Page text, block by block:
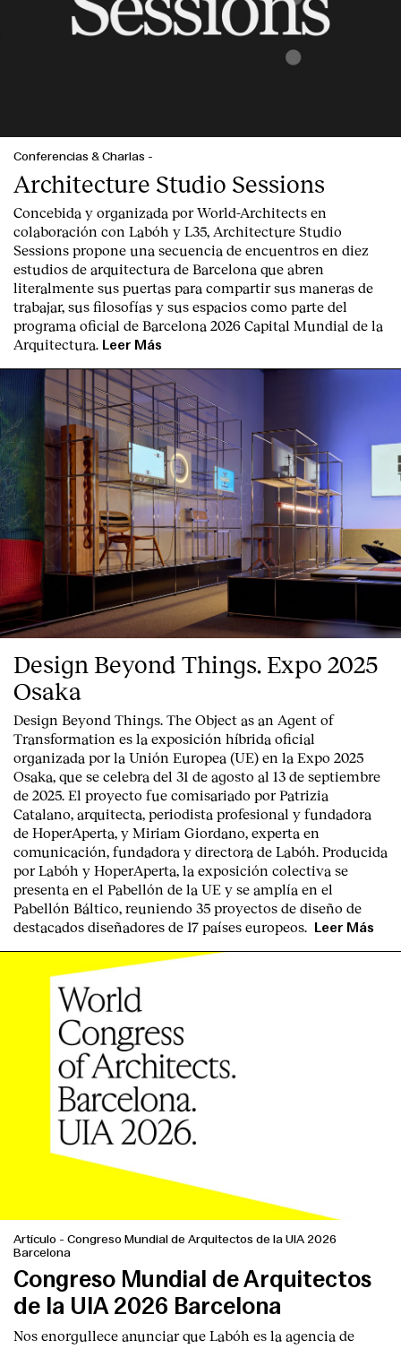
Conferencias & Charlas -
Architecture Studio Sessions
Concebida y organizada por World-Architects en
colaboración con Labóh y L35, Architecture Studio
Sessions propone una secuencia de encuentros en diez
estudios de arquitectura de Barcelona que abren
literalmente sus puertas para compartir sus maneras de
trabajar, sus filosofías y sus espacios como parte del
programa oficial de Barcelona 2026 Capital Mundial de la
Arquitectura. Leer Más
Design Beyond Things. Expo 2025
Osaka
Design Beyond Things. The Object as an Agent of
Transformation es la exposición híbrida oficial
organizada por la Unión Europea (UE) en la Expo 2025
Osaka, que se celebra del 31 de agosto al 13 de septiembre
de 2025. El proyecto fue comisariado porPatrizia
Catalano, arquitecta, periodista profesional y fundadora
de HoperAperta, y Miriam Giordano, experta en
comunicación, fundadora y directora de Labóh. Producida
porLabóh y HoperAperta, la exposición colectiva se
presenta en el Pabellón de la UE y se amplía en el
Pabellón Báltico, reuniendo 35 proyectos de diseño de
destacados diseñadores de 17 países europeos. Leer Más
Artículo - Congreso Mundial de Arquitectos de la UIA 2026
Barcelona
Congreso Mundial de Arquitectos
de la UIA 2026 Barcelona
Nos enorgullece anunciar que Labóh es la agencia de